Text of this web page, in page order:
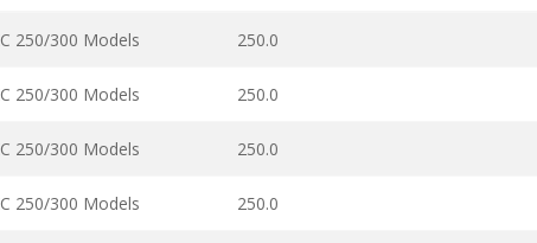
250/300 Models 250.0
250/300 Models 250.0
250/300 Models 250.0
250/300 Models 250.0